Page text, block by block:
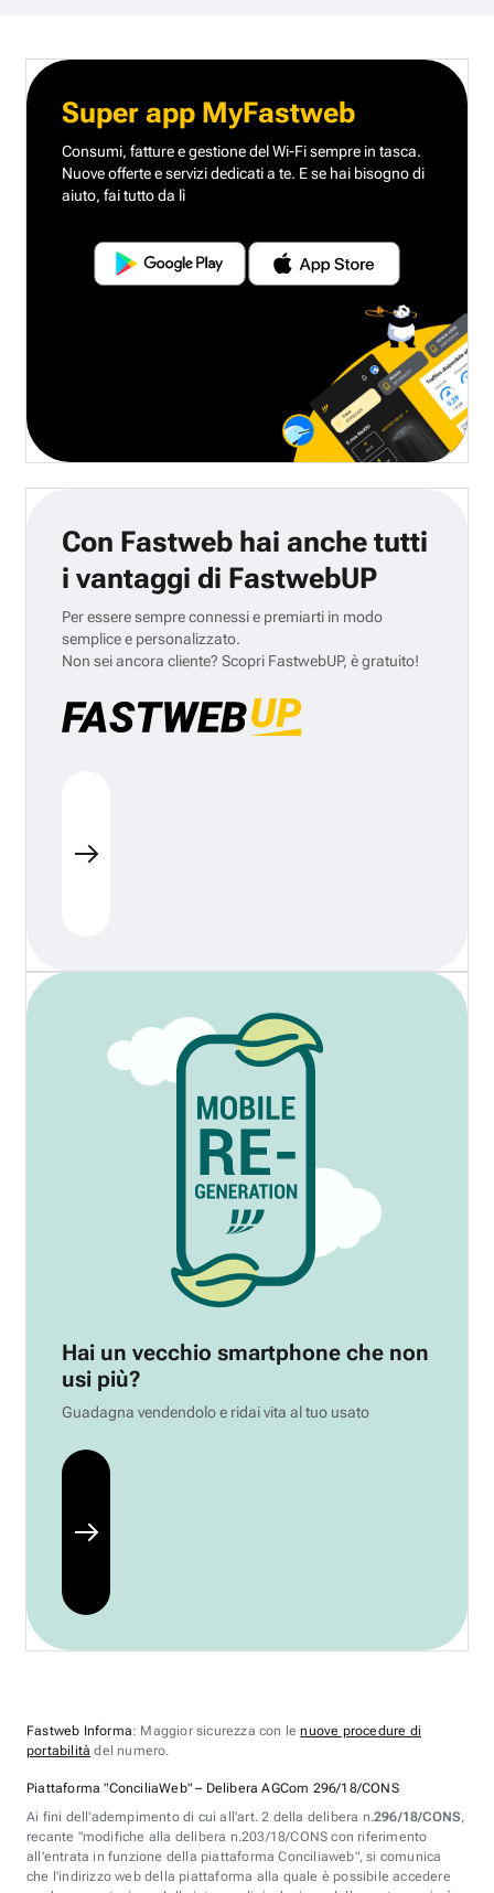
Super app MyFastweb
Consumi, fatture e gestione del Wi-Fi sempre in tasca.
Nuove offerte e servizi dedicati a te. E se hai bisogno di
aiuto, fai tutto da lì
Con Fastweb hai anche tutti
i vantaggi di FastwebUP
Per essere sempre connessi e premiarti in modo
semplice e personalizzato.
Non sei ancora cliente? Scopri FastwebUP, è gratuito!
Hai un vecchio smartphone che non
usi più?
Guadagna vendendolo e ridai vita al tuo usato
Fastweb Informa: Maggior sicurezza con lenuove procedure di
portabilità del numero.
Piattaforma "ConciliaWeb" – Delibera AGCom 296/18/CONS
Ai fini dell'adempimento di cui all'art. 2 della delibera n.296/18/CONS,
recante "modifiche alla delibera n.203/18/CONS con riferimento
all'entrata in funzione della piattaforma Conciliaweb", si comunica
che l'indirizzo web della piattaforma alla quale è possibile accedere